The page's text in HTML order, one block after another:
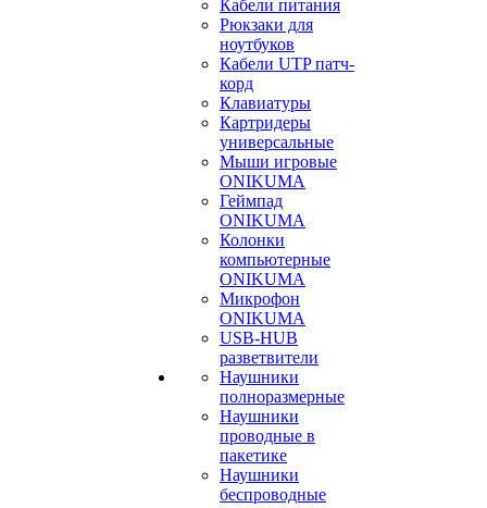
Кабели питания
Рюкзаки для
ноутбуков
Кабели UTP патч-
корд
Клавиатуры
Картридеры
универсальные
Мыши игровые
ONIKUMA
Геймпад
ONIKUMA
Колонки
компьютерные
ONIKUMA
Микрофон
ONIKUMA
USB-HUB
разветвители
Наушники
полноразмерные
Наушники
проводные в
пакетике
Наушники
беспроводные